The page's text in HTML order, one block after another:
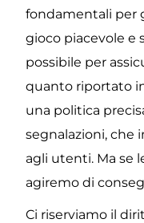
fondamentali per
gioco piacevole e
possibile per
quanto riportato
una politica
segnalazioni, che
agli utenti. Ma se
agiremo di
Ci riserviamo il